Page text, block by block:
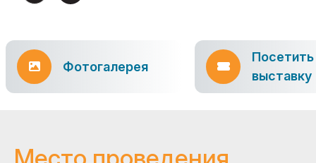
Фотогалерея
Посетить
выставку